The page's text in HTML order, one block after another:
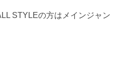
STYLEの方はメインジャン